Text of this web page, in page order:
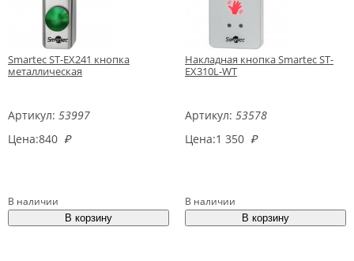
Smartec ST-EX241 кнопка
металлическая
Артикул: 53997
Цена:840 ₽
В наличии
Накладная кнопка Smartec ST-
EX310L-WT
Артикул: 53578
Цена:1 350 ₽
В наличии